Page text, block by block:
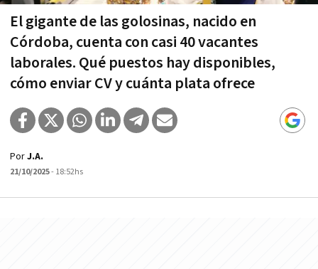
El gigante de las golosinas, nacido en
Córdoba, cuenta con casi 40 vacantes
laborales. Qué puestos hay disponibles,
cómo enviar CV y cuánta plata ofrece
PorJ.A.
21/10/2025- 18:52hs